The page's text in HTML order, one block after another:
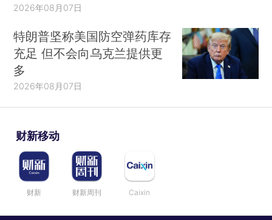
2026年08月07日
特朗普坚称美国防空弹药库存
充足 但不会向乌克兰提供更
多
2026年08月07日
财新移动
财新 财新周刊 Caixin